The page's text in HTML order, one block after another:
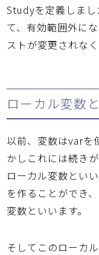
Studyを定義しま
て、有効範囲外に
ストが変更されな
ローカル変数
以前、変数はvarを
かしこれには続き
ローカル変数とい
を作ることができ
変数といいます。
そしてこのローカ